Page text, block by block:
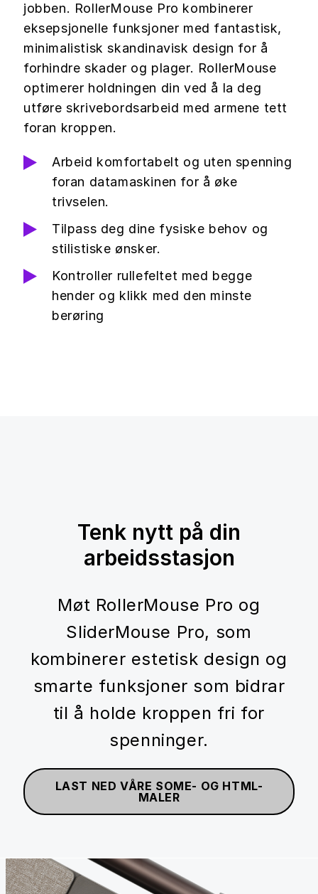
jobben. RollerMouse Pro kombinerer
eksepsjonelle funksjoner med fantastisk,
minimalistisk skandinavisk design for å
forhindre skader og plager. RollerMouse
optimerer holdningen din ved å la deg
utføre skrivebordsarbeid med armene tett
foran kroppen.
Arbeid komfortabelt og uten spenning
foran datamaskinen for å øke
trivselen.
Tilpass deg dine fysiske behov og
stilistiske ønsker.
Kontroller rullefeltet med begge
hender og klikk med den minste
berøring
Tenk nytt på din
arbeidsstasjon
Møt RollerMouse Pro og
SliderMouse Pro, som
kombinerer estetisk design og
smarte funksjoner som bidrar
til å holde kroppen fri for
spenninger.
LAST NED VÅRE SOME- OG HTML-
MALER